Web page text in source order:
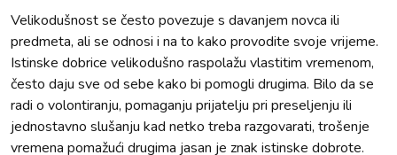
Velikodušnost se često povezuje s davanjem novca ili
predmeta, ali se odnosi i na to kako provodite svoje vrijeme.
Istinske dobrice velikodušno raspolažu vlastitim vremenom,
često daju sve od sebe kako bi pomogli drugima. Bilo da se
radi o volontiranju, pomaganju prijatelju pri preseljenju ili
jednostavno slušanju kad netko treba razgovarati, trošenje
vremena pomažući drugima jasan je znak istinske dobrote.